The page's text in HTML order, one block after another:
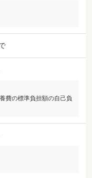
費の標準負担額の自己負